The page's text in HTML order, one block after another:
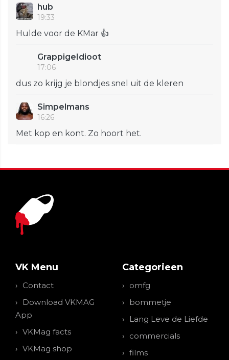
hub
19:33
Hulde voor de KMar 👍
GrappigeIdioot
17:06
dus zo krijg je blondjes snel uit de kleren
Simpelmans
16:26
Met kop en kont. Zo hoort het.
VK Menu
Contact
Download VKMAG
App
VKMag facts
VKMag shop
Categorieen
omfg
bommetje
Lang Leve de Liefde
commercials
films